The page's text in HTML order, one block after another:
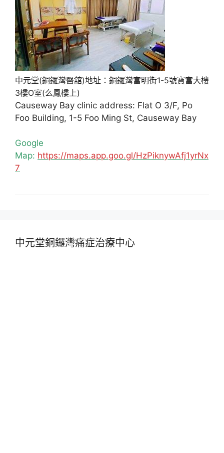
中元堂(銅鑼灣醫舘)地址：銅鑼灣富明街1-5號寶富大樓
3樓O室(么鳳樓上)
Causeway Bay clinic address: Flat O 3/F, Po
Foo Building, 1-5 Foo Ming St, Causeway Bay
Google
Map: https://maps.app.goo.gl/HzPiknywAfj1yrNx
7
中元堂銅鑼灣痛症治療中心